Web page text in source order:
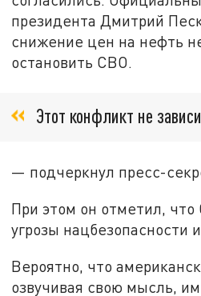
президента Дмитрий
снижение цен на нефть
остановить СВО.
Этот конфликт не
— подчеркнул пресс-
При этом он отметил,
угрозы нацбезопасности
Вероятно, что
озвучивая свою мысль,